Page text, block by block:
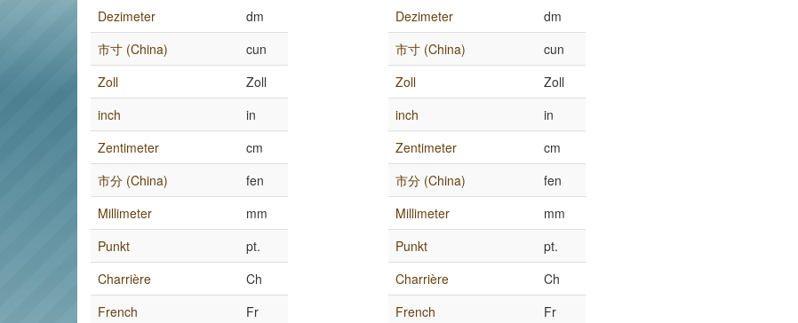
Dezimeter
dm
市寸 (China)
cun
Zoll
Zoll
inch
in
Zentimeter
cm
市分 (China)
fen
Millimeter
mm
Punkt
pt.
Charrière
Ch
French
Fr
Dezimeter
dm
市寸 (China)
cun
Zoll
Zoll
inch
in
Zentimeter
cm
市分 (China)
fen
Millimeter
mm
Punkt
pt.
Charrière
Ch
French
Fr